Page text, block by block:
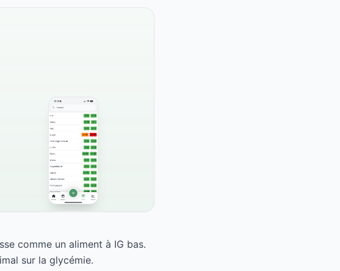
comme un aliment à IG bas.
sur la glycémie.